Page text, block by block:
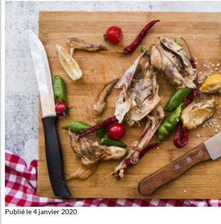
Publié le 4 janvier 2020